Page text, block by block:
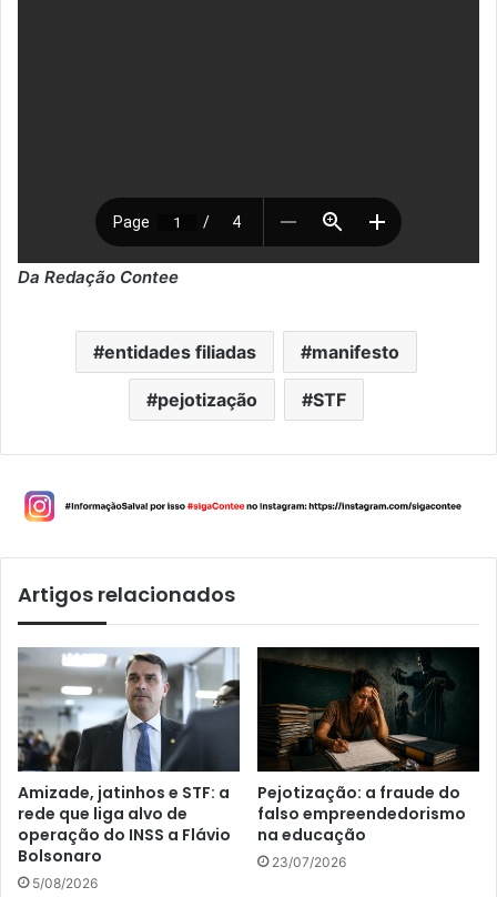
Da Redação Contee
entidades filiadas manifesto
pejotização STF
Artigos relacionados
Amizade, jatinhos e STF: a
rede que liga alvo de
operação do INSS a Flávio
Bolsonaro
5/08/2026
Pejotização: a fraude do
falso empreendedorismo
na educação
23/07/2026